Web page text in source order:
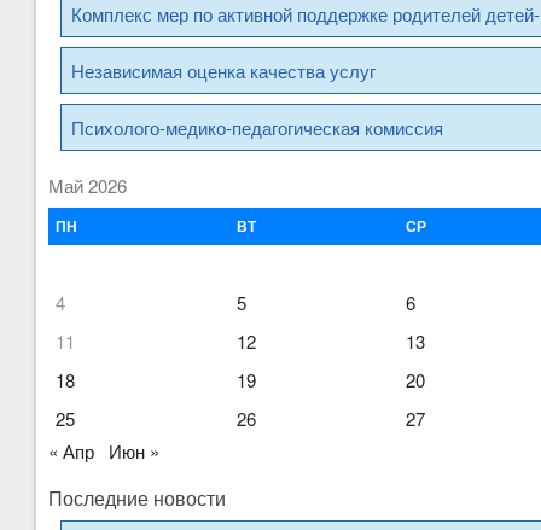
Комплекс мер по активной поддержке родителей
Независимая оценка качества услуг
Психолого-медико-педагогическая комиссия
Май 2026
ПН ВТ СР
4 5
6
11
12
13
18
19
20
25
26
27
« Апр
Июн »
Последние новости